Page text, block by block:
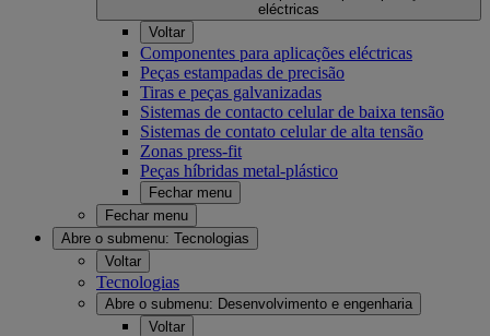
eléctricas
Voltar
Componentes para aplicações eléctricas
Peças estampadas de precisão
Tiras e peças galvanizadas
Sistemas de contacto celular de baixa tensão
Sistemas de contato celular de alta tensão
Zonas press-fit
Peças híbridas metal-plástico
Fechar menu
Fechar menu
Abre o submenu: Tecnologias
Voltar
Tecnologias
Abre o submenu: Desenvolvimento e engenharia
Voltar